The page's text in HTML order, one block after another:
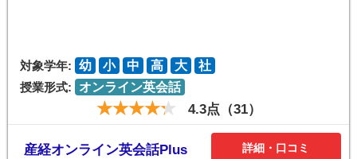
対象学年: 幼 小 中 高 大
社
授業形式:
オンライン英会話
4.3点（31）
産経オンライン英会話Plus 詳細・口コミ